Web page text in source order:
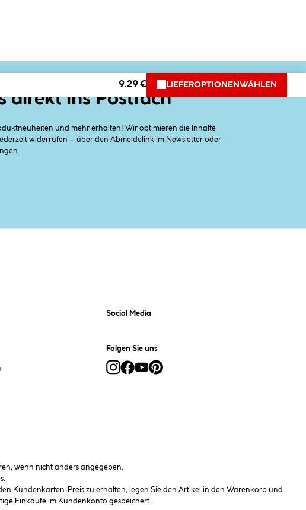
9.29 € LIEFEROPTIONEN WÄHLEN
direkt ins Postfach
und mehr erhalten! Wir optimieren die Inhalte
widerrufen – über den Abmeldelink im Newsletter oder
Social Media
Folgen Sie uns
wenn nicht anders angegeben.
Kundenkarten-Preis zu erhalten, legen Sie den Artikel in den Warenkorb und
Einkäufe im Kundenkonto gespeichert.